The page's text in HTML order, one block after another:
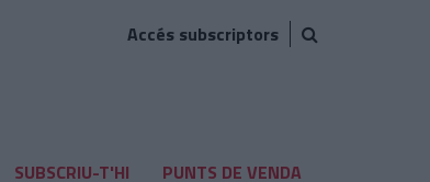
Accés subscriptors
SUBSCRIU-T'HI PUNTS DE VENDA